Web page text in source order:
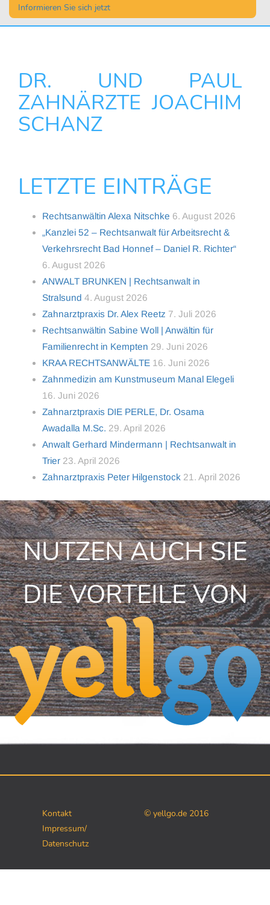
Informieren Sie sich jetzt
DR. UND PAUL
ZAHNÄRZTE JOACHIM
SCHANZ
LETZTE EINTRÄGE
Rechtsanwältin Alexa Nitschke 6. August 2026
„Kanzlei 52 – Rechtsanwalt für Arbeitsrecht &
Verkehrsrecht Bad Honnef – Daniel R. Richter“
6. August 2026
ANWALT BRUNKEN | Rechtsanwalt in
Stralsund 4. August 2026
Zahnarztpraxis Dr. Alex Reetz 7. Juli 2026
Rechtsanwältin Sabine Woll | Anwältin für
Familienrecht in Kempten 29. Juni 2026
KRAA RECHTSANWÄLTE 16. Juni 2026
Zahnmedizin am Kunstmuseum Manal Elegeli
16. Juni 2026
Zahnarztpraxis DIE PERLE, Dr. Osama
Awadalla M.Sc. 29. April 2026
Anwalt Gerhard Mindermann | Rechtsanwalt in
Trier 23. April 2026
Zahnarztpraxis Peter Hilgenstock 21. April 2026
NUTZEN AUCH SIE
DIE VORTEILE VON
Kontakt
Impressum/
Datenschutz
© yellgo.de 2016